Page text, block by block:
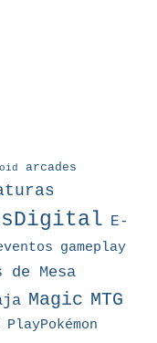
arcades
E-
gameplay
de Mesa
Magic MTG
PlayPokémon